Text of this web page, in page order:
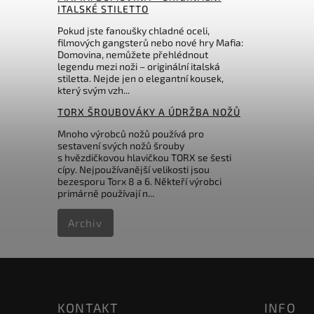
ITALSKÉ STILETTO
Pokud jste fanoušky chladné oceli,
filmových gangsterů nebo nové hry Mafia:
Domovina, nemůžete přehlédnout
legendu mezi noži – originální italská
stiletta. Nejde jen o elegantní kousek,
který svým vzh...
TORX ŠROUBOVÁKY A ÚDRŽBA NOŽŮ
Mnoho výrobců nožů používá pro
sestavení svých nožů šrouby
s hvězdičkovou hlavičkou TORX se šesti
cípy. Nejpoužívanější velikosti jsou
bezesporu Torx 8 a 6. Někteří výrobci
primárně používají n...
Archiv
KONTAKT INFO